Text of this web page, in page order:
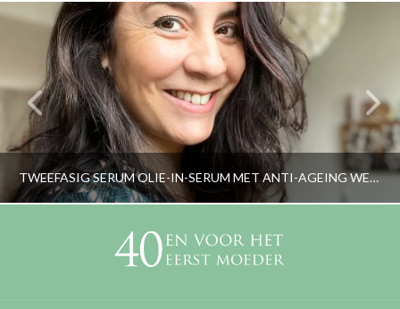
TWEEFASIG SERUM OLIE-IN-SERUM MET ANTI-AGEING WERKING
RORYBLOKZIJL